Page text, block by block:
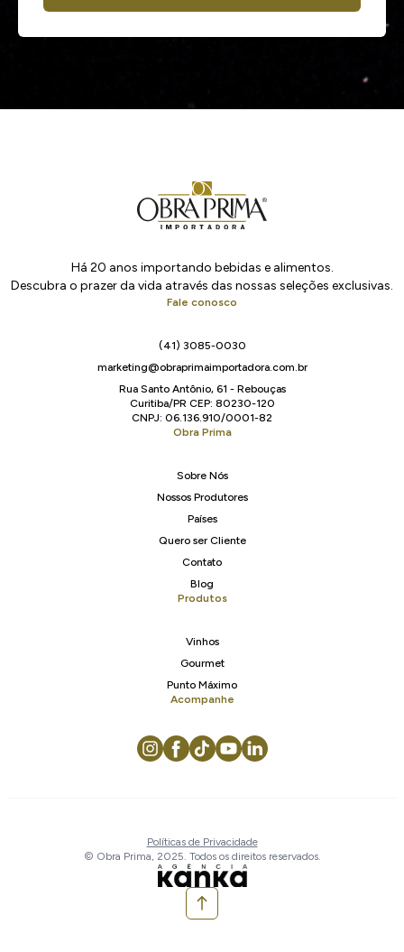
Há 20 anos importando bebidas e alimentos.
Descubra o prazer da vida através das nossas seleções exclusivas.
Fale conosco
(41) 3085-0030
marketing@obraprimaimportadora.com.br
Rua Santo Antônio, 61 - Rebouças
Curitiba/PR CEP: 80230-120
CNPJ: 06.136.910/0001-82
Obra Prima
Sobre Nós
Nossos Produtores
Países
Quero ser Cliente
Contato
Blog
Produtos
Vinhos
Gourmet
Punto Máximo
Acompanhe
Políticas de Privacidade
© Obra Prima, 2025. Todos os direitos reservados.